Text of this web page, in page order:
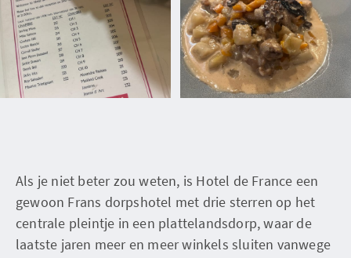
Als je niet beter zou weten, is Hotel de France een
gewoon Frans dorpshotel met drie sterren op het
centrale pleintje in een plattelandsdorp, waar de
laatste jaren meer en meer winkels sluiten vanwege